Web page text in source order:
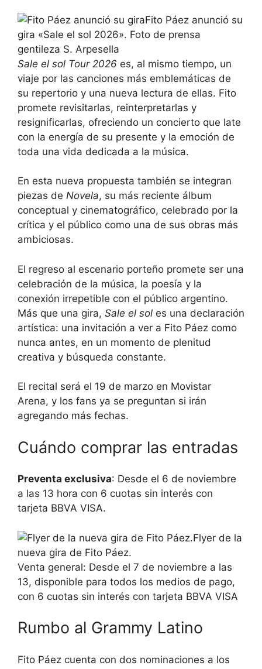
Fito Páez anunció su
gira «Sale el sol 2026». Foto de prensa
gentileza S. Arpesella
Sale el sol Tour 2026 es, al mismo tiempo, un
viaje por las canciones más emblemáticas de
su repertorio y una nueva lectura de ellas. Fito
promete revisitarlas, reinterpretarlas y
resignificarlas, ofreciendo un concierto que late
con la energía de su presente y la emoción de
toda una vida dedicada a la música.
En esta nueva propuesta también se integran
piezas de Novela, su más reciente álbum
conceptual y cinematográfico, celebrado por la
crítica y el público como una de sus obras más
ambiciosas.
El regreso al escenario porteño promete ser una
celebración de la música, la poesía y la
conexión irrepetible con el público argentino.
Más que una gira, Sale el sol es una declaración
artística: una invitación a ver a Fito Páez como
nunca antes, en un momento de plenitud
creativa y búsqueda constante.
El recital será el 19 de marzo en Movistar
Arena, y los fans ya se preguntan si irán
agregando más fechas.
Cuándo comprar las entradas
Preventa exclusiva: Desde el 6 de noviembre
a las 13 hora con 6 cuotas sin interés con
tarjeta BBVA VISA.
Flyer de la
nueva gira de Fito Páez.
Venta general: Desde el 7 de noviembre a las
13, disponible para todos los medios de pago,
con 6 cuotas sin interés con tarjeta BBVA VISA
Rumbo al Grammy Latino
Fito Páez cuenta con dos nominaciones a los